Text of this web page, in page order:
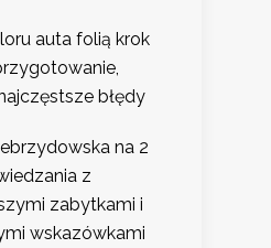
auta folią krok
błędy
na 2
z
zabytkami i
wskazówkami